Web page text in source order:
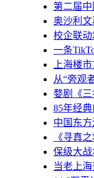
第二届
奥沙利文
校企联
一条
上海楼
从“旁观
婺剧《
85年经
中国东
《寻真
保级大
当老上